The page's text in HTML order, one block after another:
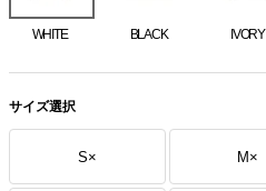
WHITE BLACK IVORY
サイズ選択
S× M ×